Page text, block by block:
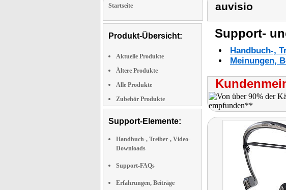
Startseite
Produkt-Übersicht:
Aktuelle Produkte
Ältere Produkte
Alle Produkte
Zubehör Produkte
Support-Elemente:
Handbuch-, Treiber-, Video-
Downloads
Support-FAQs
Erfahrungen, Beiträge
auvisio
Support-
Handbuch-,
Meinungen,